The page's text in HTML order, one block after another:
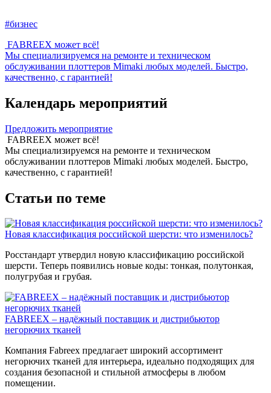
#бизнес
FABREEX может всё!
Мы специализируемся на ремонте и техническом
обслуживании плоттеров Mimaki любых моделей. Быстро,
качественно, с гарантией!
Календарь мероприятий
Предложить мероприятие
FABREEX может всё!
Мы специализируемся на ремонте и техническом
обслуживании плоттеров Mimaki любых моделей. Быстро,
качественно, с гарантией!
Статьи по теме
Новая классификация российской шерсти: что изменилось?
Росстандарт утвердил новую классификацию российской
шерсти. Теперь появились новые коды: тонкая, полутонкая,
полугрубая и грубая.
FABREEX – надёжный поставщик и дистрибьютор
негорючих тканей
Компания Fabreex предлагает широкий ассортимент
негорючих тканей для интерьера, идеально подходящих для
создания безопасной и стильной атмосферы в любом
помещении.